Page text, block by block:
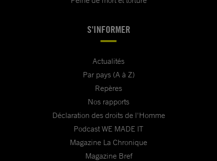
S'INFORMER
Actualités
Par pays (A à Z)
Repères
Nos rapports
Déclaration des droits de l'Homme
Podcast WE MADE IT
Magazine La Chronique
Magazine Bref